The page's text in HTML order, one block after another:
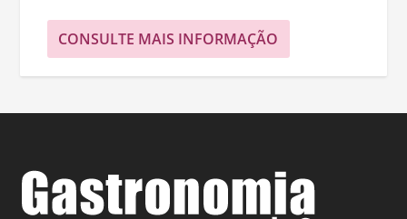
CONSULTE MAIS INFORMAÇÃO